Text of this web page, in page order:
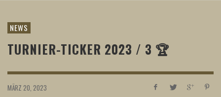
NEWS
TURNIER-TICKER 2023 / 3 🏆
MÄRZ 20, 2023